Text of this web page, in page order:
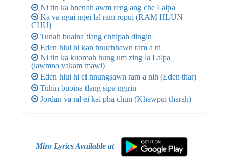
Ni tin ka hnenah awm reng ang che Lalpa
Ka va ngai ngei lal ram ropui (RAM HLUN
CHU)
Tunah buaina tlang chhipah dingin
Eden hlui hi kan hnuchhawn ram a ni
Ni tin ka kuomah hung um zing la Lalpa
(lawmna vakam mawi)
Eden hlui hi ei hnungsawn ram a nih (Eden thar)
Tuhin buoina tlang sipa ngirin
Jordan va ral ei kai pha chun (Khawpui tharah)
Mizo Lyrics Available at